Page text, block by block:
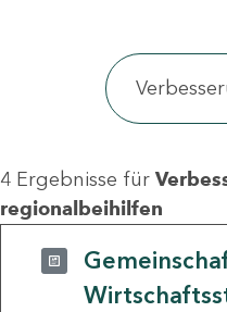
4 Ergebnisse für
regionalbeihilfen